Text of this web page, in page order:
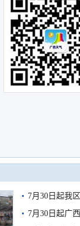
7月30日起我
7月30日起广